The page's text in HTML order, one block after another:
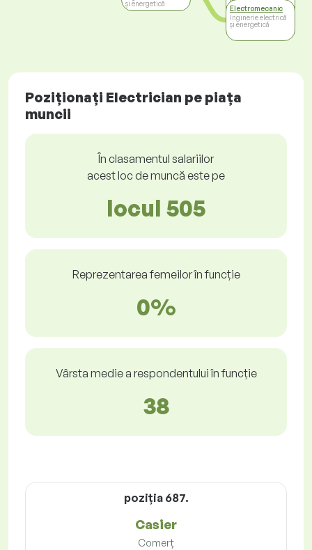
și energetică
Inginerie electrică
și energetică
Electromecanic
Inginerie electrică
și energetică
Poziționați Electrician pe piața
muncii
În clasamentul salariilor
acest loc de muncă este pe
locul 505
Reprezentarea femeilor în funcție
0%
Vârsta medie a respondentului în funcție
38
poziţia 687.
Casier
Comerț